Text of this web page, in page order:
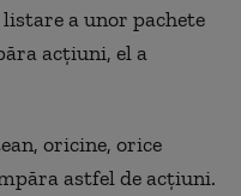
a unor pachete
acțiuni, el a
oricine, orice
astfel de acțiuni.